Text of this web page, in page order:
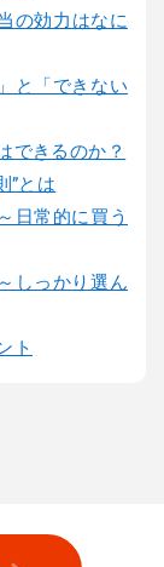
の効力はなに
と「できない
できるのか？
”とは
日常的に買う
しっかり選ん
ト